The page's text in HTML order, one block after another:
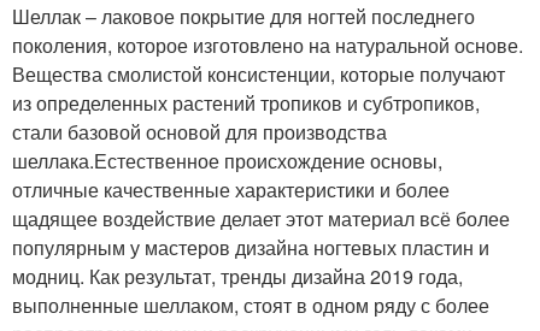
Шеллак – лаковое покрытие для ногтей последнего
поколения, которое изготовлено на натуральной основе.
Вещества смолистой консистенции, которые получают
из определенных растений тропиков и субтропиков,
стали базовой основой для производства
шеллака.Естественное происхождение основы,
отличные качественные характеристики и более
щадящее воздействие делает этот материал всё более
популярным у мастеров дизайна ногтевых пластин и
модниц. Как результат, тренды дизайна 2019 года,
выполненные шеллаком, стоят в одном ряду с более